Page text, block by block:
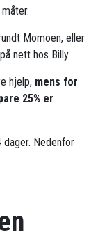
Momoen, eller
nett hos Billy.
hjelp, mens for
25% er
Nedenfor